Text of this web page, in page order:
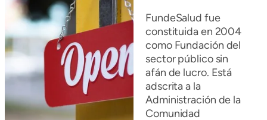
FundeSalud fue
constituida en 2004
como Fundación del
sector público sin
afán de lucro. Está
adscrita a la
Administración de la
Comunidad